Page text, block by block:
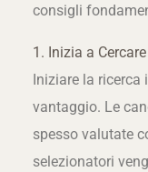
consigli
1. Inizia a
Iniziare la
vantaggio. Le
spesso valutate
selezionatori